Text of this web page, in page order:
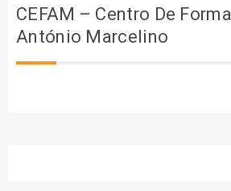
CEFAM – Centro De
António Marcelino